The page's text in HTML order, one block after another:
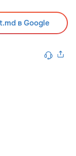
в Google